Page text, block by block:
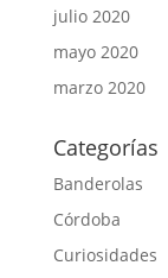
julio 2020
mayo 2020
marzo 2020
Categorías
Banderolas
Córdoba
Curiosidades